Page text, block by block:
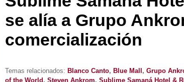
se alía a Grupo
comercialización
Temas relacionados: Blanco Canto, Blue Mall , Grupo
of the World , Steven Ankrom, Sublime Samaná Hotel &